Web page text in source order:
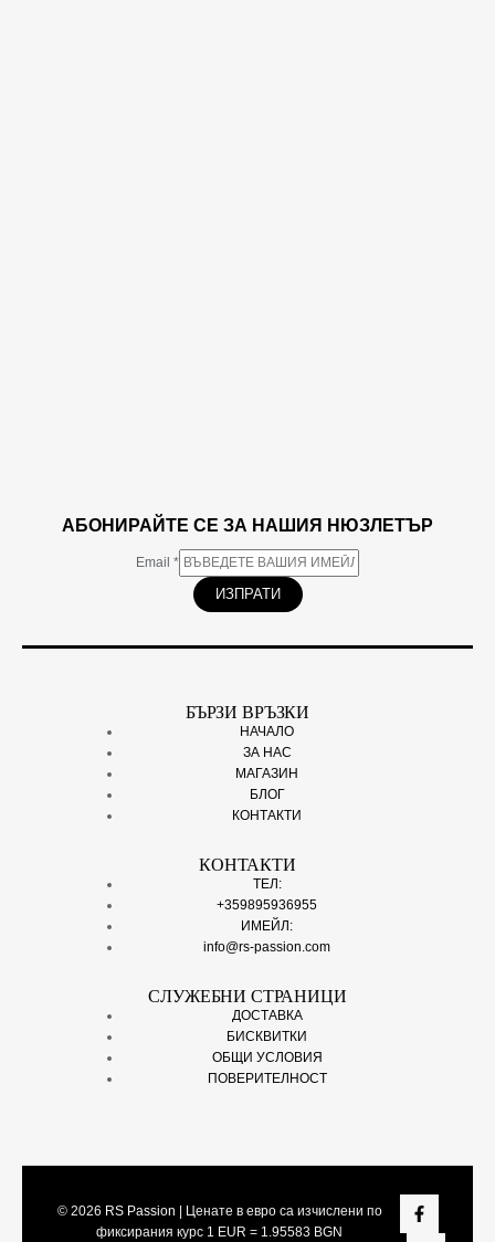
АБОНИРАЙТЕ СЕ ЗА НАШИЯ НЮЗЛЕТЪР
Email *
ИЗПРАТИ
БЪРЗИ ВРЪЗКИ
НАЧАЛО
ЗА НАС
МАГАЗИН
БЛОГ
КОНТАКТИ
КОНТАКТИ
ТЕЛ:
+359895936955
ИМЕЙЛ:
info@rs-passion.com
СЛУЖЕБНИ СТРАНИЦИ
ДОСТАВКА
БИСКВИТКИ
ОБЩИ УСЛОВИЯ
ПОВЕРИТЕЛНОСТ
© 2026 RS Passion | Ценате в евро са изчислени по
фиксирания курс 1 EUR = 1.95583 BGN